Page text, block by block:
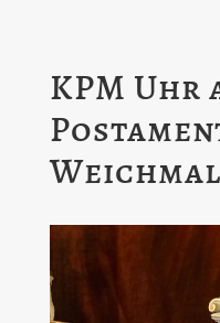
KPM Uhr